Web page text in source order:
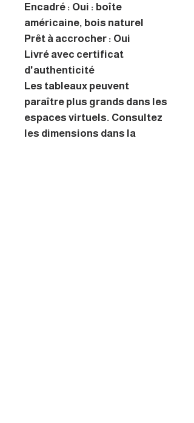
Encadré : Oui : boîte
américaine, bois naturel
Prêt à accrocher : Oui
Livré avec certificat
d'authenticité
Les tableaux peuvent
paraître plus grands dans les
espaces virtuels. Consultez
les dimensions dans la